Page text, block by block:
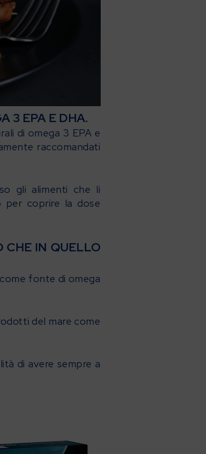
3 EPA E DHA.
di omega 3 EPA e
raccomandati
gli alimenti che li
per coprire la dose
CHE IN QUELLO
fonte di omega
del mare come
di avere sempre a